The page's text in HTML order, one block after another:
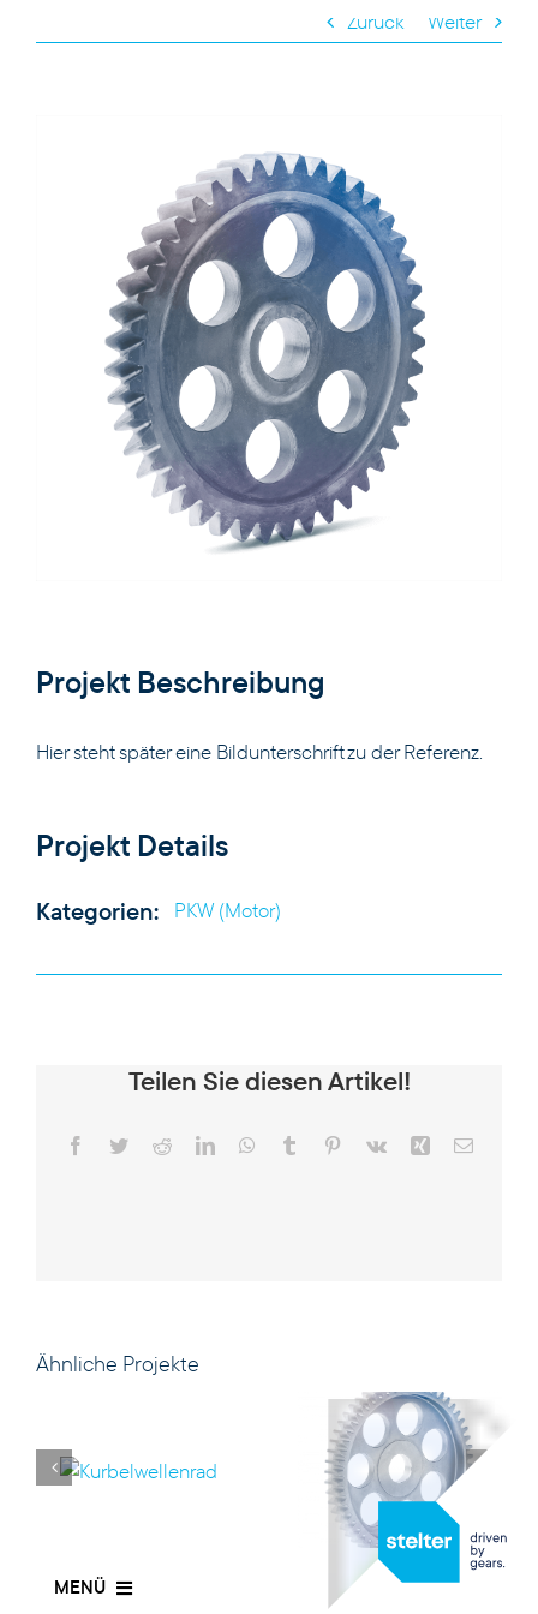
MENÜ
PRODUKTE
UNTERNEHMEN
Zurück Weiter
Projekt Beschreibung
Hier steht später eine Bildunterschrift zu der Referenz.
Projekt Details
Kategorien: PKW (Motor)
Teilen Sie diesen Artikel!
Facebook
TwitterRedditLinkedInWhatsApp
Tumblr Pinterest
Vk Xing E-
Ähnliche Projekte